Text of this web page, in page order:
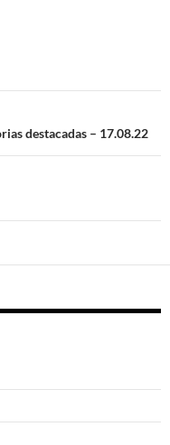
destacadas – 17.08.22